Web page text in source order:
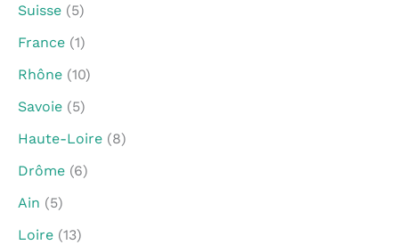
Suisse (5)
France (1)
Rhône (10)
Savoie (5)
Haute-Loire (8)
Drôme (6)
Ain (5)
Loire (13)